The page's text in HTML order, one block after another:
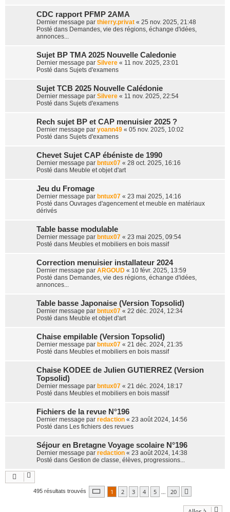
CDC rapport PFMP 2AMA
Dernier message par thierry.privat « 25 nov. 2025, 21:48
Posté dans Demandes, vie des régions, échange d'idées,
annonces...
Sujet BP TMA 2025 Nouvelle Caledonie
Dernier message par Silvere « 11 nov. 2025, 23:01
Posté dans Sujets d'examens
Sujet TCB 2025 Nouvelle Calédonie
Dernier message par Silvere « 11 nov. 2025, 22:54
Posté dans Sujets d'examens
Rech sujet BP et CAP menuisier 2025 ?
Dernier message par yoann49 « 05 nov. 2025, 10:02
Posté dans Sujets d'examens
Chevet Sujet CAP ébéniste de 1990
Dernier message par bntux07 « 28 oct. 2025, 16:16
Posté dans Meuble et objet d'art
Jeu du Fromage
Dernier message par bntux07 « 23 mai 2025, 14:16
Posté dans Ouvrages d'agencement et meuble en matériaux
dérivés
Table basse modulable
Dernier message par bntux07 « 23 mai 2025, 09:54
Posté dans Meubles et mobiliers en bois massif
Correction menuisier installateur 2024
Dernier message par ARGOUD « 10 févr. 2025, 13:59
Posté dans Demandes, vie des régions, échange d'idées,
annonces...
Table basse Japonaise (Version Topsolid)
Dernier message par bntux07 « 22 déc. 2024, 12:34
Posté dans Meuble et objet d'art
Chaise empilable (Version Topsolid)
Dernier message par bntux07 « 21 déc. 2024, 21:35
Posté dans Meubles et mobiliers en bois massif
Chaise KODEE de Julien GUTIERREZ (Version
Topsolid)
Dernier message par bntux07 « 21 déc. 2024, 18:17
Posté dans Meubles et mobiliers en bois massif
Fichiers de la revue N°196
Dernier message par redaction « 23 août 2024, 14:56
Posté dans Les fichiers des revues
Séjour en Bretagne Voyage scolaire N°196
Dernier message par redaction « 23 août 2024, 14:38
Posté dans Gestion de classe, élèves, progressions...
495 résultats trouvés Page sur 20
1 2 3 4 5 … 20